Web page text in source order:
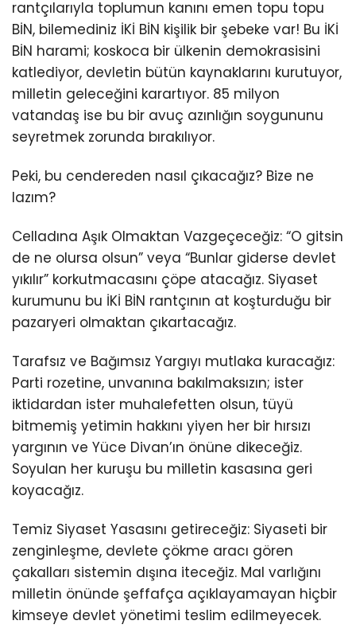
rantçılarıyla toplumun kanını emen topu topu
BİN, bilemediniz İKİ BİN kişilik bir şebeke var! Bu İKİ
BİN harami; koskoca bir ülkenin demokrasisini
katlediyor, devletin bütün kaynaklarını kurutuyor,
milletin geleceğini karartıyor. 85 milyon
vatandaş ise bu bir avuç azınlığın soygununu
seyretmek zorunda bırakılıyor.
Peki, bu cendereden nasıl çıkacağız? Bize ne
lazım?
Celladına Aşık Olmaktan Vazgeçeceğiz: “O gitsin
de ne olursa olsun” veya “Bunlar giderse devlet
yıkılır” korkutmacasını çöpe atacağız. Siyaset
kurumunu bu İKİ BİN rantçının at koşturduğu bir
pazaryeri olmaktan çıkartacağız.
Tarafsız ve Bağımsız Yargıyı mutlaka kuracağız:
Parti rozetine, unvanına bakılmaksızın; ister
iktidardan ister muhalefetten olsun, tüyü
bitmemiş yetimin hakkını yiyen her bir hırsızı
yargının ve Yüce Divan’ın önüne dikeceğiz.
Soyulan her kuruşu bu milletin kasasına geri
koyacağız.
Temiz Siyaset Yasasını getireceğiz: Siyaseti bir
zenginleşme, devlete çökme aracı gören
çakalları sistemin dışına iteceğiz. Mal varlığını
milletin önünde şeffafça açıklayamayan hiçbir
kimseye devlet yönetimi teslim edilmeyecek.